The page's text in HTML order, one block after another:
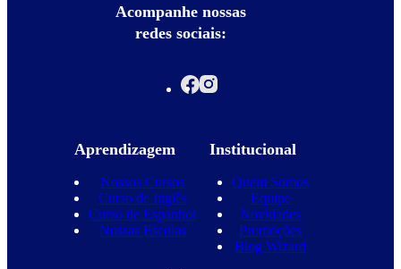
Acompanhe nossas
redes sociais:
Aprendizagem
Nossos Cursos
Curso de Inglês
Curso de Espanhol
Nossas Escolas
Institucional
Quem Somos
Equipe
Novidades
Promoções
Blog Wizard